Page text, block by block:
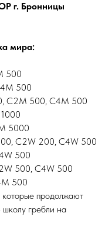
г. Бронницы
мира:
500
500
C2M 500, C4M 500
5000
C2W 200, C4W 500
500
500, C4W 500
500
продолжают
гребли на